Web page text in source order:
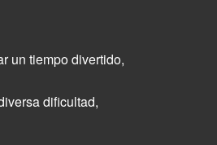
un tiempo divertido,
dificultad,